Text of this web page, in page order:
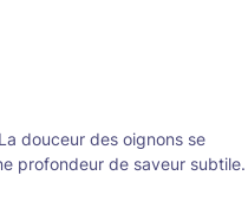
douceur des oignons se
profondeur de saveur subtile.